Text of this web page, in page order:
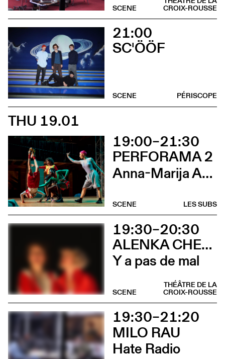
CROIX-ROUSSE
SCENE
21:00
SC'ÖÖF
PÉRISCOPE
SCENE
THU 19.01
19:00–21:30
PERFORAMA 2
Anna-Marija Adomaityte & Gautier Teuscher, Marc Oosterhoff, Catol Teixeira, Ouinch Ouinch
LES SUBS
SCENE
19:30–20:30
ALENKA CHENUZ & AMÉLIE VIDON
Y a pas de mal
THÉÂTRE DE LA
CROIX-ROUSSE
SCENE
19:30–21:20
MILO RAU
Hate Radio